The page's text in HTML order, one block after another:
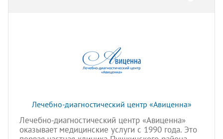
Лечебно-диагностический центр «Авиценна»
Лечебно-диагностический центр «Авиценна»
оказывает медицинские услуги с 1990 года. Это